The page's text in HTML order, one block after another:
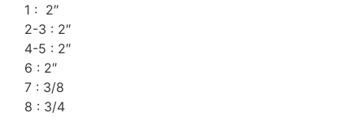
1 : 2″
2-3 : 2″
4-5 : 2″
6 : 2″
7 : 3/8
8 : 3/4